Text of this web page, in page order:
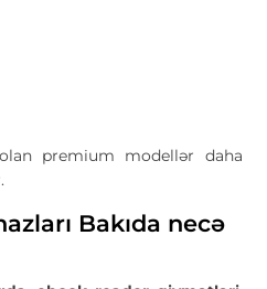
premium modellər daha
Bakıda necə